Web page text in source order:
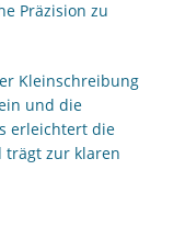
Präzision zu
Kleinschreibung
und die
erleichtert die
trägt zur klaren